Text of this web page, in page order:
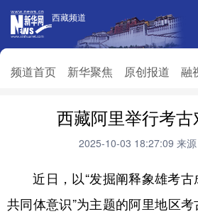
西藏频道
频道首页 新华聚焦 原创报道 融
西藏频道
频道栏目
频道首页 新华聚焦 原
新华访谈 新华
对口援藏
生态西藏 文
推广信息
西藏阿里举行考古
2025-10-03 18:27:09 来源
近日，以“发掘阐释象雄考古
共同体意识”为主题的阿里地区